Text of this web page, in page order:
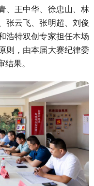
、王中华、徐忠山、林
张云飞、张明超、刘俊
浩特双创专家担任本场
则，由本届大赛纪律委
果。